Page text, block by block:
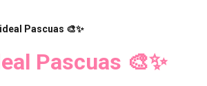
Pascuas 🎨✨
Pascuas 🎨✨